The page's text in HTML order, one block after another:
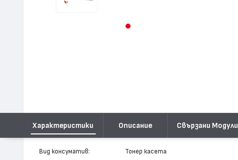
Характеристики Описание Свързани Модули
Вид консуматив: Тонер касета